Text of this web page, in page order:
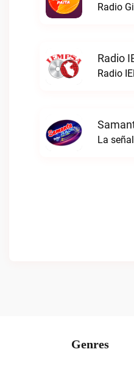
Radio
Radio
Radio
La
Genres